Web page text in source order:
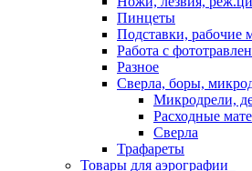
Пинцеты
Подставки, рабочие
Работа с
Разное
Сверла, боры,
Микродрели,
Расходные
Сверла
Трафареты
Товары для аэрографии